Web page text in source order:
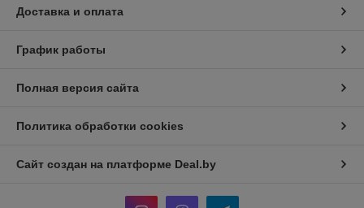
Доставка и оплата
График работы
Полная версия сайта
Политика обработки cookies
Сайт создан на платформе Deal.by